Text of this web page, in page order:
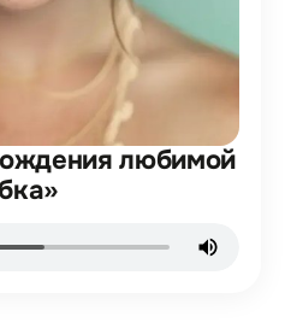
любимой